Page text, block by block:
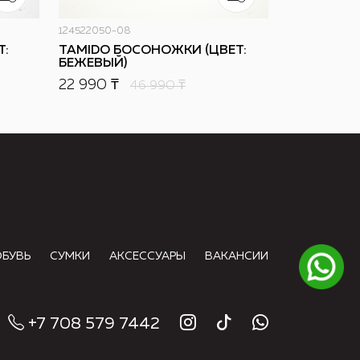
124522050-08
TAMIDO БОСОНОЖКИ (ЦВЕТ:
БЕЖЕВЫЙ)
22 990 ₸ 46 990₸
СУМКИ АКСЕССУАРЫ ВАКАНСИИ
+7 708 579 7442